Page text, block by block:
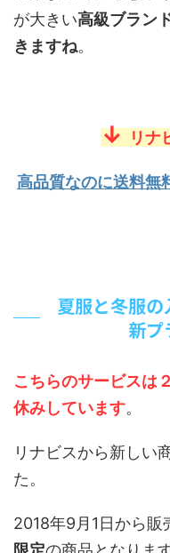
が大きい高級ブラン
きますね。
↓ リナ
高品質なのに送料無
夏服と冬服
新プ
こちらのサービスは
休みしています。
リナビスから新しい
た。
2018年9月1日から販